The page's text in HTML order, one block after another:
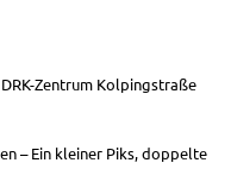
Zentrum Kolpingstraße
– Ein kleiner Piks, doppelte